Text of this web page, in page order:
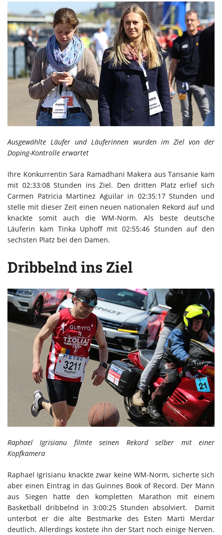
Ausgewählte Läufer und Läuferinnen wurden im Ziel von der
Doping-Kontrolle erwartet
Ihre Konkurrentin Sara Ramadhani Makera aus Tansanie kam
mit 02:33:08 Stunden ins Ziel. Den dritten Platz erlief sich
Carmen Patricia Martinez Aguilar in 02:35:17 Stunden und
stelle mit dieser Zeit einen neuen nationalen Rekord auf und
knackte somit auch die WM-Norm. Als beste deutsche
Läuferin kam Tinka Uphoff mit 02:55:46 Stunden auf den
sechsten Platz bei den Damen.
Dribbelnd ins Ziel
Raphael Igrisianu filmte seinen Rekord selber mit einer
Kopfkamera
Raphael Igrisianu knackte zwar keine WM-Norm, sicherte sich
aber einen Eintrag in das Guinnes Book of Record. Der Mann
aus Siegen hatte den kompletten Marathon mit einem
Basketball dribbelnd in 3:00:25 Stunden absolviert. Damit
unterbot er die alte Bestmarke des Esten Marti Merdar
deutlich. Allerdings kostete ihn der Start noch einige Nerven.